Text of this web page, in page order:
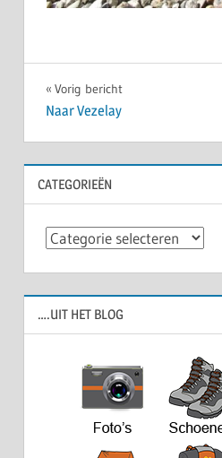
Bericht
Vorig bericht
Naar Vezelay
CATEGORIEËN
Categorieën
….UIT HET BLOG